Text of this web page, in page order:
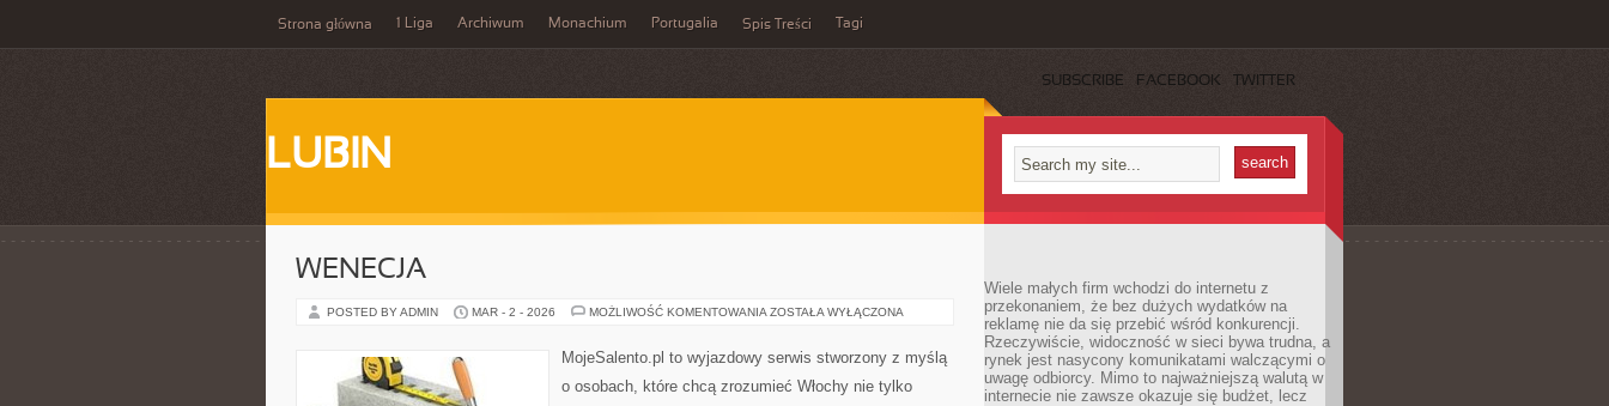
Strona główna 1 Liga Archiwum Monachium Portugalia Spis Treści Tagi
SUBSCRIBE FACEBOOK TWITTER
LUBIN
WENECJA
POSTED BY ADMIN MAR - 2 - 2026 MOŻLIWOŚĆ KOMENTOWANIA WENECJA
ZOSTAŁA WYŁĄCZONA
MojeSalento.pl to wyjazdowy serwis stworzony z myślą
o osobach, które chcą zrozumieć Włochy nie tylko
Wiele małych firm wchodzi do internetu z
przekonaniem, że bez dużych wydatków na
reklamę nie da się przebić wśród konkurencji.
Rzeczywiście, widoczność w sieci bywa trudna, a
rynek jest nasycony komunikatami walczącymi o
uwagę odbiorcy. Mimo to najważniejszą walutą w
internecie nie zawsze okazuje się budżet, lecz